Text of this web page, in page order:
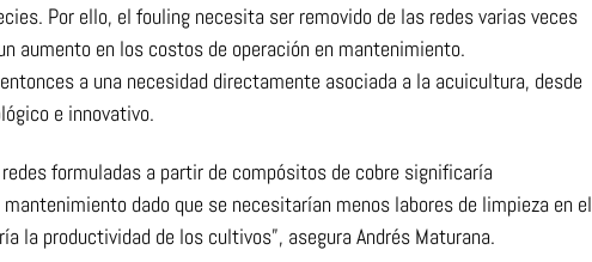
Por ello, el fouling necesita ser removido de las redes varias veces
aumento en los costos de operación en mantenimiento.
a una necesidad directamente asociada a la acuicultura, desde
e innovativo.
formuladas a partir de compósitos de cobre significaría
dado que se necesitarían menos labores de limpieza en el
la productividad de los cultivos”, asegura Andrés Maturana.